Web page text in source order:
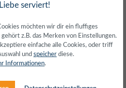
Dipollänge 1,8mAnschluss: IEC
serviert!
möchten wir dir ein fluffiges
z.B. das Merken von Einstellungen.
einfache alle Cookies, oder triff
und speicher diese.
Informationen.